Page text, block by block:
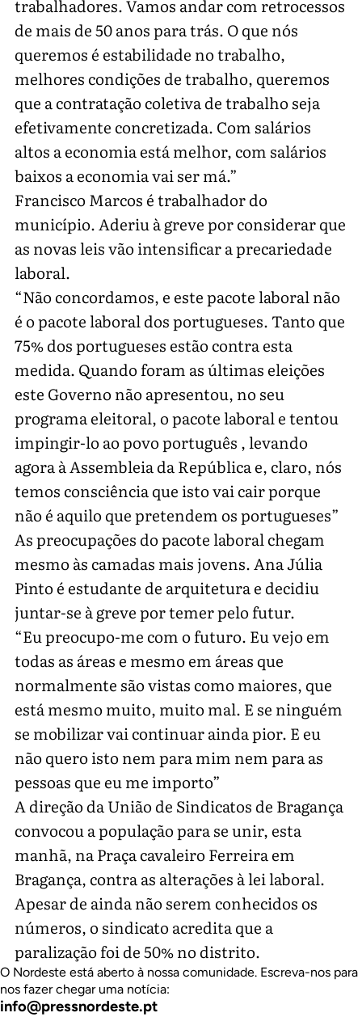
trabalhadores. Vamos andar com retrocessos
de mais de 50 anos para trás. O que nós
queremos é estabilidade no trabalho,
melhores condições de trabalho, queremos
que a contratação coletiva de trabalho seja
efetivamente concretizada. Com salários
altos a economia está melhor, com salários
baixos a economia vai ser má.”
Francisco Marcos é trabalhador do
município. Aderiu à greve por considerar que
as novas leis vão intensificar a precariedade
laboral.
“Não concordamos, e este pacote laboral não
é o pacote laboral dos portugueses. Tanto que
75% dos portugueses estão contra esta
medida. Quando foram as últimas eleições
este Governo não apresentou, no seu
programa eleitoral, o pacote laboral e tentou
impingir-lo ao povo português , levando
agora à Assembleia da República e, claro, nós
temos consciência que isto vai cair porque
não é aquilo que pretendem os portugueses”
As preocupações do pacote laboral chegam
mesmo às camadas mais jovens. Ana Júlia
Pinto é estudante de arquitetura e decidiu
juntar-se à greve por temer pelo futur.
“Eu preocupo-me com o futuro. Eu vejo em
todas as áreas e mesmo em áreas que
normalmente são vistas como maiores, que
está mesmo muito, muito mal. E se ninguém
se mobilizar vai continuar ainda pior. E eu
não quero isto nem para mim nem para as
pessoas que eu me importo”
A direção da União de Sindicatos de Bragança
convocou a população para se unir, esta
manhã, na Praça cavaleiro Ferreira em
Bragança, contra as alterações à lei laboral.
Apesar de ainda não serem conhecidos os
números, o sindicato acredita que a
paralização foi de 50% no distrito.
O Nordeste está aberto à nossa comunidade. Escreva-nos para
nos fazer chegar uma notícia:
info@pressnordeste.pt